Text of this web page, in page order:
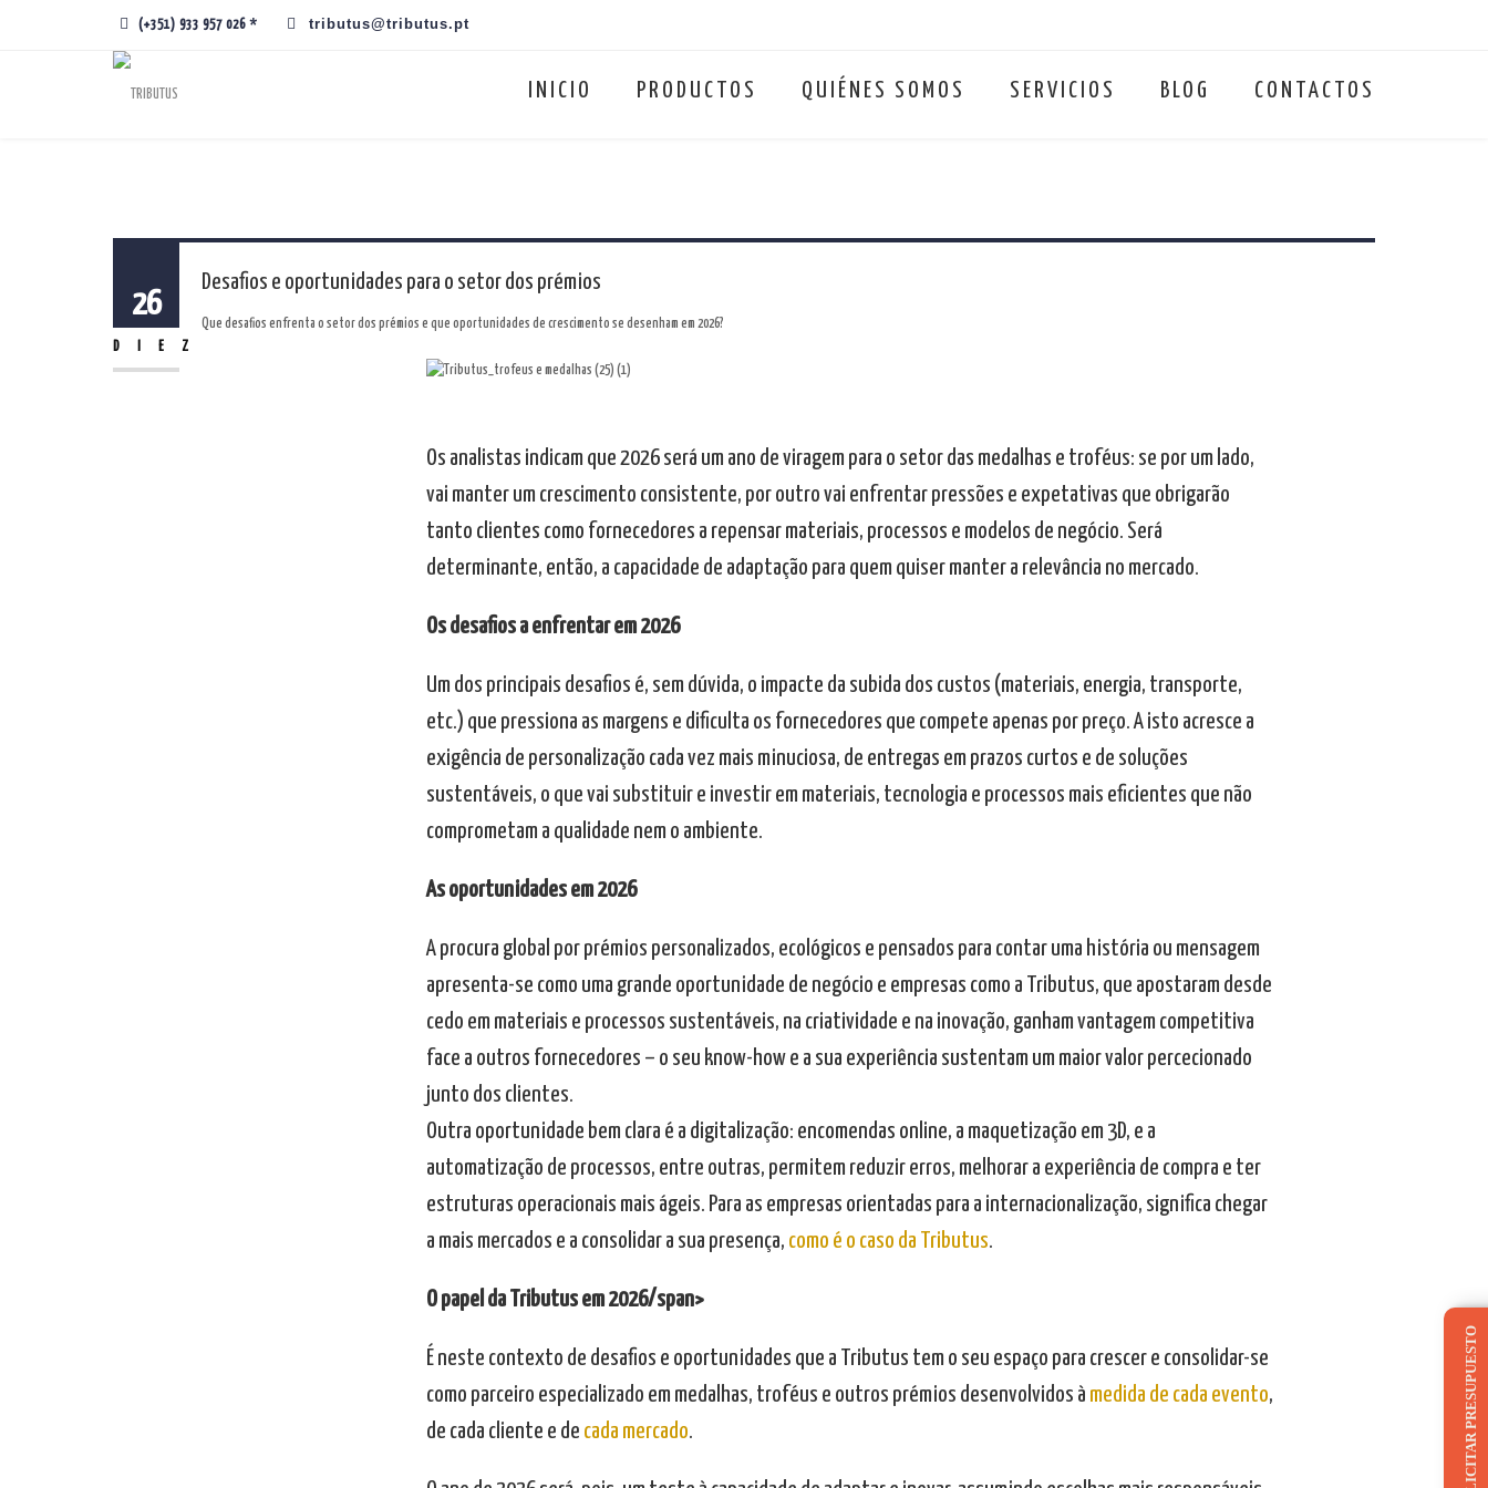
(+351) 933 957 026 * tributus@tributus.pt
INICIO PRODUCTOS QUIÉNES SOMOS SERVICIOS BLOG CONTACTOS
26
DIEZ
Desafios e oportunidades para o setor dos prémios
Que desafios enfrenta o setor dos prémios e que oportunidades de crescimento se desenham em 2026?
Os analistas indicam que 2026 será um ano de viragem para o setor das medalhas e troféus: se por um lado,
vai manter um crescimento consistente, por outro vai enfrentar pressões e expetativas que obrigarão
tanto clientes como fornecedores a repensar materiais, processos e modelos de negócio. Será
determinante, então, a capacidade de adaptação para quem quiser manter a relevância no mercado.
Os desafios a enfrentar em 2026
Um dos principais desafios é, sem dúvida, o impacte da subida dos custos (materiais, energia, transporte,
etc.) que pressiona as margens e dificulta os fornecedores que compete apenas por preço. A isto acresce a
exigência de personalização cada vez mais minuciosa, de entregas em prazos curtos e de soluções
sustentáveis, o que vai substituir e investir em materiais, tecnologia e processos mais eficientes que não
comprometam a qualidade nem o ambiente.
As oportunidades em 2026
A procura global por prémios personalizados, ecológicos e pensados para contar uma história ou mensagem
apresenta-se como uma grande oportunidade de negócio e empresas como a Tributus, que apostaram desde
cedo em materiais e processos sustentáveis, na criatividade e na inovação, ganham vantagem competitiva
face a outros fornecedores – o seu know-how e a sua experiência sustentam um maior valor percecionado
junto dos clientes.
Outra oportunidade bem clara é a digitalização: encomendas online, a maquetização em 3D, e a
automatização de processos, entre outras, permitem reduzir erros, melhorar a experiência de compra e ter
estruturas operacionais mais ágeis. Para as empresas orientadas para a internacionalização, significa chegar
a mais mercados e a consolidar a sua presença, como é o caso da Tributus.
O papel da Tributus em 2026/span>
É neste contexto de desafios e oportunidades que a Tributus tem o seu espaço para crescer e consolidar-se
como parceiro especializado em medalhas, troféus e outros prémios desenvolvidos à medida de cada evento,
de cada cliente e de cada mercado. SOLICITAR PRESUPUESTO